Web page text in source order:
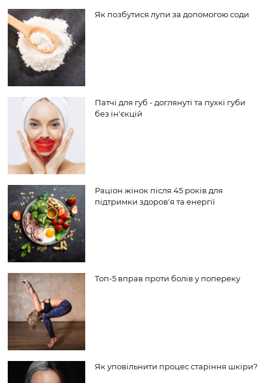
Як позбутися лупи за допомогою соди
Патчі для губ - доглянуті та пухкі губи
без ін'єкцій
Раціон жінок після 45 років для
підтримки здоров'я та енергії
Топ-5 вправ проти болів у попереку
Як уповільнити процес старіння шкіри?